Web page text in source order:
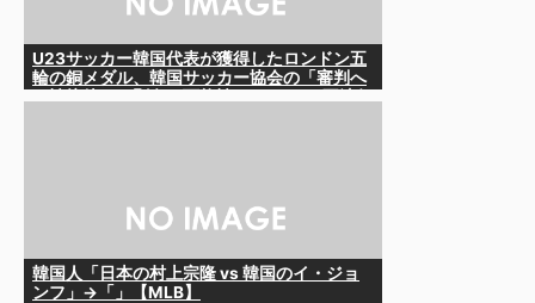
U23サッカー韓国代表が獲得したロンドン五
輪の銅メダル、韓国サッカー協会の「審判へ
韓国人「日本の村上宗隆 vs 韓国のイ・ジョ
ンフ」→「」【MLB】